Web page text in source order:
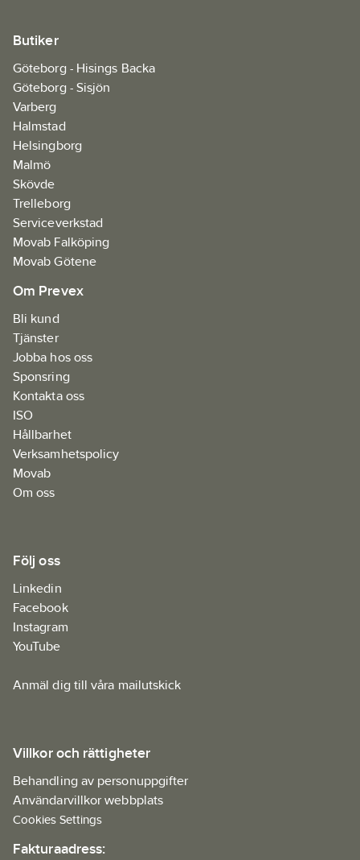
Butiker
Göteborg - Hisings Backa
Göteborg - Sisjön
Varberg
Halmstad
Helsingborg
Malmö
Skövde
Trelleborg
Serviceverkstad
Movab Falköping
Movab Götene
Om Prevex
Bli kund
Tjänster
Jobba hos oss
Sponsring
Kontakta oss
ISO
Hållbarhet
Verksamhetspolicy
Movab
Om oss
Följ oss
Linkedin
Facebook
Instagram
YouTube
Anmäl dig till våra mailutskick
Villkor och rättigheter
Behandling av personuppgifter
Användarvillkor webbplats
Cookies Settings
Fakturaadress: